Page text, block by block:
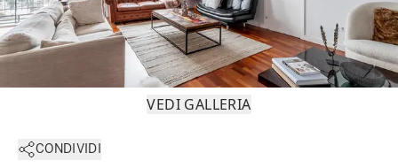
VEDI GALLERIA
CONDIVIDI